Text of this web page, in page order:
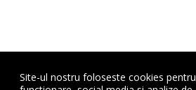
Site-ul nostru foloseste cookies pentru